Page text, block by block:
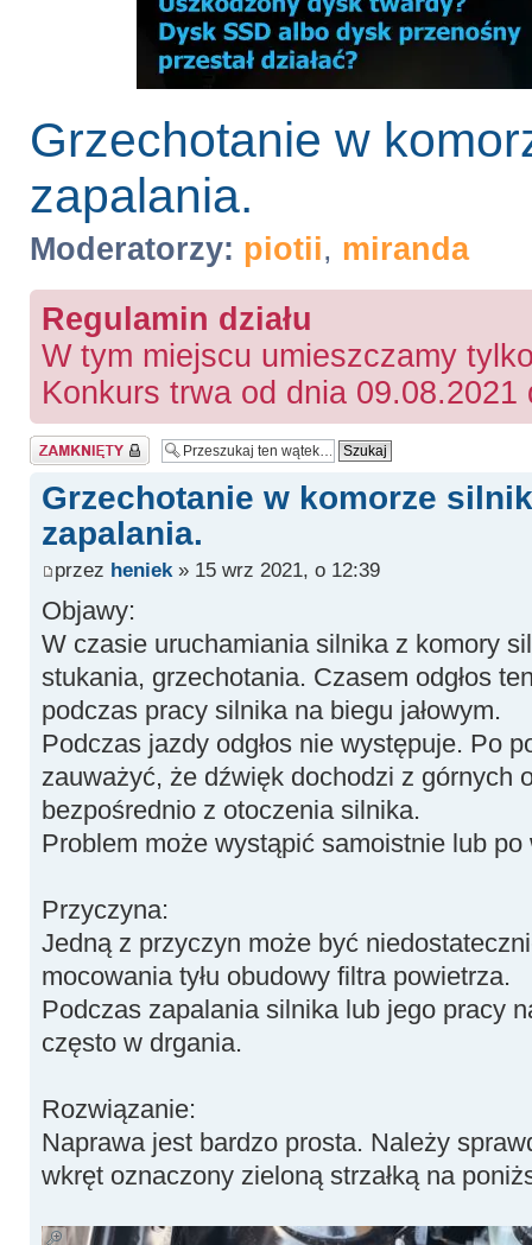
Grzechotanie w
zapalania.
Moderatorzy: piotii, miranda
Regulamin działu
W tym miejscu umieszczamy
Konkurs trwa od dnia 09.08.2021
Zablokowany
Grzechotanie w komorze
zapalania.
przez heniek» 15 wrz 2021, o 12:39
Objawy:
W czasie uruchamiania silnika z komory
stukania, grzechotania. Czasem odgłos
podczas pracy silnika na biegu jałowym.
Podczas jazdy odgłos nie występuje. Po
zauważyć, że dźwięk dochodzi z górnych
bezpośrednio z otoczenia silnika.
Problem może wystąpić samoistnie lub
Przyczyna:
Jedną z przyczyn może być
mocowania tyłu obudowy filtra powietrza.
Podczas zapalania silnika lub jego pracy
często w drgania.
Rozwiązanie:
Naprawa jest bardzo prosta. Należy
wkręt oznaczony zieloną strzałką na